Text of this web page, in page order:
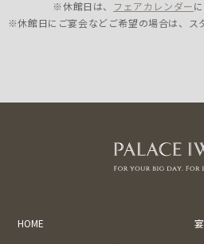
※休館日は、 フェアカレンダー
※休館日にご宴会などご希望の場合は、ス
HOME